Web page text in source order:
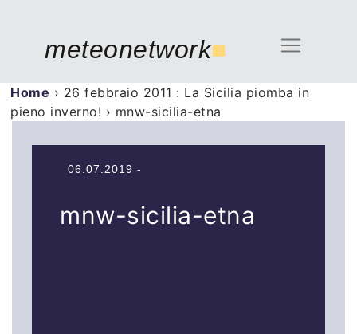
meteonetwork■
Home › 26 febbraio 2011 : La Sicilia piomba in
pieno inverno! › mnw-sicilia-etna
06.07.2019 -
mnw-sicilia-etna